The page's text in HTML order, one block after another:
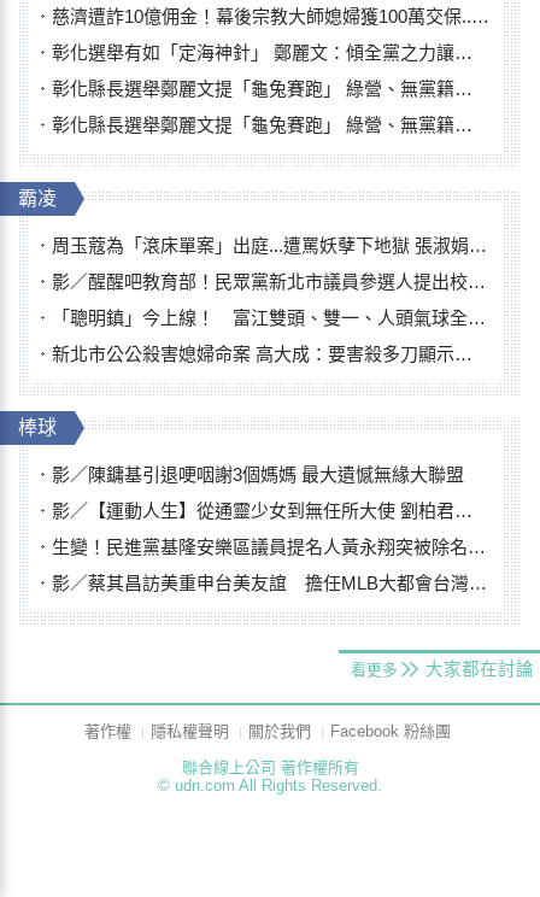
慈濟遭詐10億佣金！幕後宗教大師媳婦獲100萬交保...快步奔離不發一語
彰化選舉有如「定海神針」 鄭麗文：傾全黨之力讓彰化贏
彰化縣長選舉鄭麗文提「龜兔賽跑」 綠營、無黨籍忙否認是烏龜
彰化縣長選舉鄭麗文提「龜兔賽跑」 綠營、無黨籍忙否認是烏龜
霸凌
周玉蔻為「滾床單案」出庭...遭罵妖孽下地獄 張淑娟批：舌頭殺人有罪
影／醒醒吧教育部！民眾黨新北市議員參選人提出校園反毒防線升級政見
「聰明鎮」今上線！ 富江雙頭、雙一、人頭氣球全登場
新北市公公殺害媳婦命案 高大成：要害殺多刀顯示怨恨深
棒球
影／陳鏞基引退哽咽謝3個媽媽 最大遺憾無緣大聯盟
影／【運動人生】從通靈少女到無任所大使 劉柏君女裁判人生國際發光
生變！民進黨基隆安樂區議員提名人黃永翔突被除名 將另提他人
影／蔡其昌訪美重申台美友誼 擔任MLB大都會台灣日開球嘉賓
看更多 大家都在討論
著作權 隱私權聲明 關於我們
Facebook 粉絲團
聯合線上公司 著作權所有
© udn.com All Rights Reserved.